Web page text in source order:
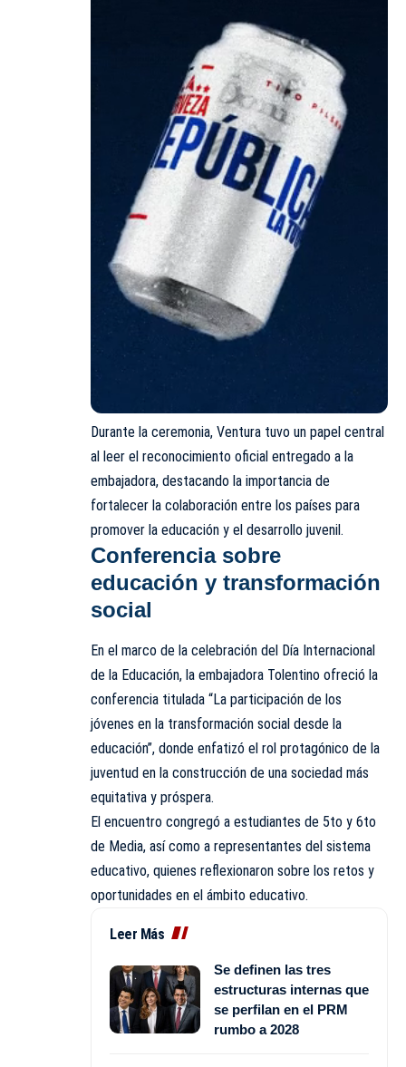
Durante la ceremonia, Ventura tuvo un papel central
al leer el reconocimiento oficial entregado a la
embajadora, destacando la importancia de
fortalecer la colaboración entre los países para
promover la educación y el desarrollo juvenil.
Conferencia sobre
educación y transformación
social
En el marco de la celebración del Día Internacional
de la Educación, la embajadora Tolentino ofreció la
conferencia titulada “La participación de los
jóvenes en la transformación social desde la
educación”, donde enfatizó el rol protagónico de la
juventud en la construcción de una sociedad más
equitativa y próspera.
El encuentro congregó a estudiantes de 5to y 6to
de Media, así como a representantes del sistema
educativo, quienes reflexionaron sobre los retos y
oportunidades en el ámbito educativo.
Leer Más
Se definen las tres
estructuras internas que
se perfilan en el PRM
rumbo a 2028